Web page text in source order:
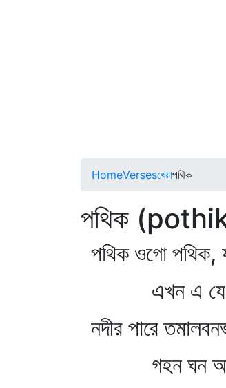
HomeVersesখেয়াপথিক
পথিক
পথিক ওগো পথিক,
এখন এ যে
নদীর পারে
গহন ঘন